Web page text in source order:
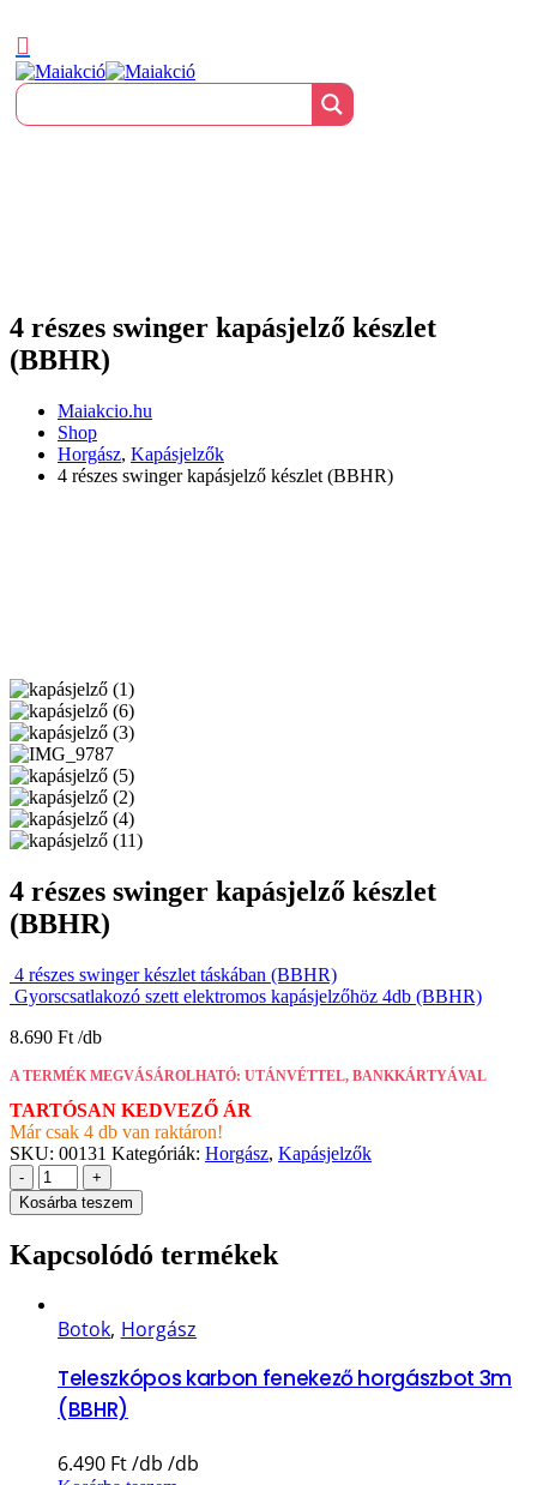
4 részes swinger kapásjelző készlet
(BBHR)
Maiakcio.hu
Shop
Horgász, Kapásjelzők
4 részes swinger kapásjelző készlet (BBHR)
4 részes swinger kapásjelző készlet
(BBHR)
4 részes swinger készlet táskában (BBHR)
Gyorscsatlakozó szett elektromos kapásjelzőhöz 4db (BBHR)
8.690 Ft
A TERMÉK MEGVÁSÁROLHATÓ: UTÁNVÉTTEL, BANKKÁRTYÁVAL
TARTÓSAN KEDVEZŐ ÁR
Már csak 4 db van raktáron!
SKU: 00131 Kategóriák: Horgász, Kapásjelzők
-
+
Kosárba teszem
Kapcsolódó termékek
Botok, Horgász
Teleszkópos karbon fenekező horgászbot 3m
(BBHR)
6.490 Ft